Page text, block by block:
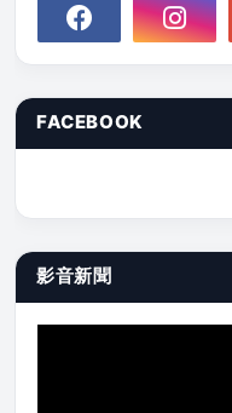
FACEBOOK
影音新聞